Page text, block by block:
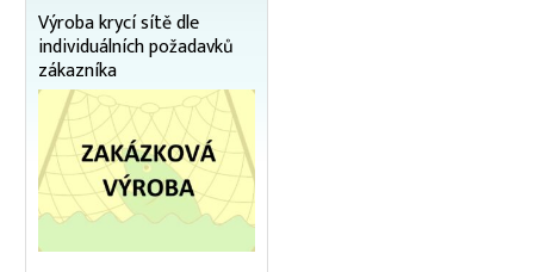
Výroba krycí sítě dle
individuálních požadavků
zákazníka